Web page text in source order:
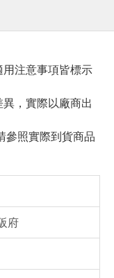
注意事項皆標示
，實際以廠商出
參照實際到貨商品
府